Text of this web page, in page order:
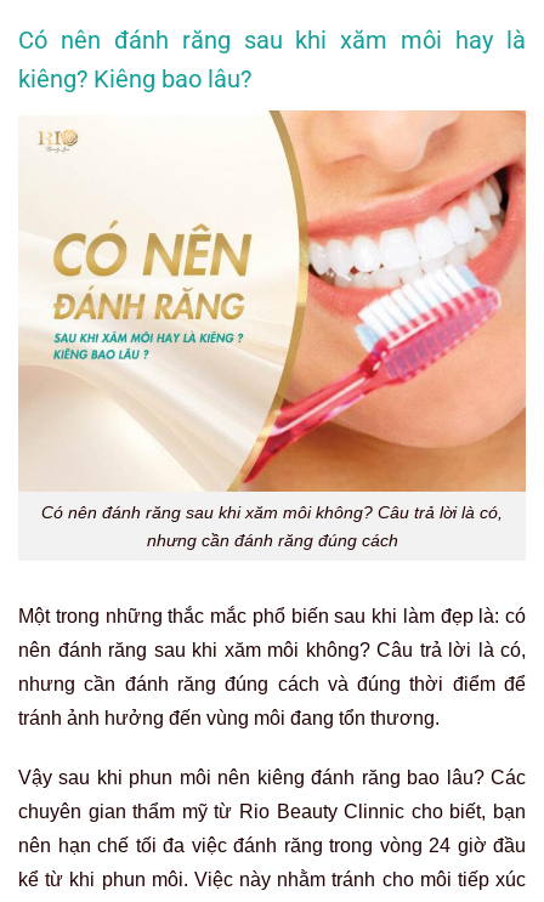
Có nên đánh răng sau khi xăm môi hay là
kiêng? Kiêng bao lâu?
Có nên đánh răng sau khi xăm môi không? Câu trả lời là có
nhưng cần đánh răng đúng cách
Một trong những thắc mắc phổ biến sau khi làm đẹp là: có
nên đánh răng sau khi xăm môi không? Câu trả lời là có,
nhưng cần đánh răng đúng cách và đúng thời điểm để
tránh ảnh hưởng đến vùng môi đang tổn thương.
Vậy sau khi phun môi nên kiêng đánh răng bao lâu? Các
chuyên gian thẩm mỹ từ Rio Beauty Clinnic cho biết, bạn
nên hạn chế tối đa việc đánh răng trong vòng 24 giờ đầu
kể từ khi phun môi. Việc này nhằm tránh cho môi tiếp xúc